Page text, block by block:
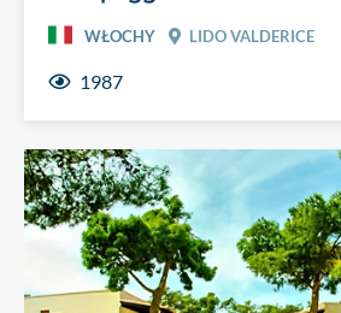
WŁOCHY LIDO VALDERICE
1987